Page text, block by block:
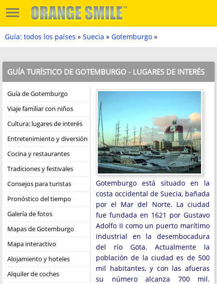
Guía: todos los países » Suecia » Gotemburgo »
GUÍA TURÍSTICO DE GOTEMBURGO - LUGARES DE INTERÉS
Guía de Gotemburgo
Viaje familiar con niños
Cultura: lugares de interés
Entretenimiento y diversión
Cocina y restaurantes
Tradiciones y festivales
Consejos para turistas
Pronóstico del tiempo
Galería de fotos
Mapas de Gotemburgo
Mapa interactivo
Alojamiento y hoteles
Alquiler de coches
Gotemburgo está situado en la
costa occidental de Suecia, bañada
por el Mar del Norte. La ciudad
fue fundada en 1621 por Gustavo
Adolfo II como un puerto marítimo
industrial en la desembocadura
del río Göta. Actualmente la
población de la ciudad es de 500
mil habitantes, y con las afueras
su número alcanza 700 mil.